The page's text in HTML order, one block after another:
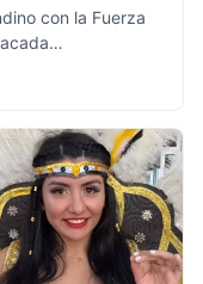
con la Fuerza